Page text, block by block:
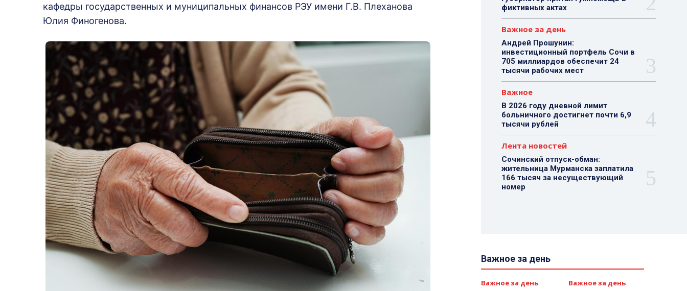
кафедры государственных и муниципальных финансов РЭУ имени Г.В. Плеханова
Юлия Финогенова.
фиктивных актах
Важное за день
Андрей Прошунин:
инвестиционный портфель Сочи в
705 миллиардов обеспечит 24
тысячи рабочих мест
Важное
В 2026 году дневной лимит
больничного достигнет почти 6,9
тысячи рублей
Лента новостей
Сочинский отпуск-обман:
жительница Мурманска заплатила
166 тысяч за несуществующий
номер
Важное за день
Важное за день Важное за день